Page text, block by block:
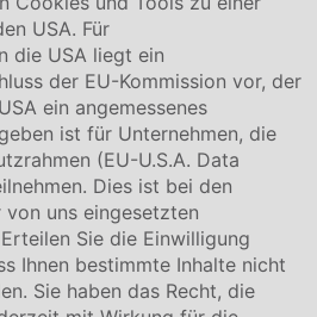
USA. Für
die USA liegt ein
der EU-Kommission vor, der
ein angemessenes
ist für Unternehmen, die
(EU-U.S.A. Data
Dies ist bei den
uns eingesetzten
Sie die Einwilligung
Ihnen bestimmte Inhalte nicht
Sie haben das Recht, die